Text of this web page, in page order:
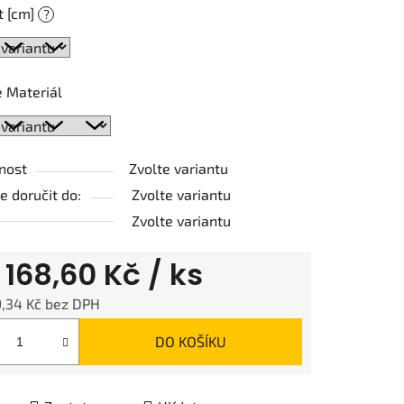
[cm] ?
Materiál
Zvolte variantu
doručit do:
Zvolte variantu
Zvolte variantu
168,60 Kč / ks
Kč bez DPH
DO KOŠÍKU